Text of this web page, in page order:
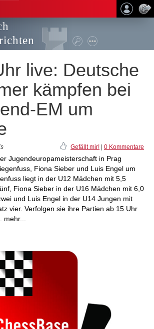
live: Deutsche
kämpfen bei
EM um
Gefällt mir! 0 Kommentare
Jugendeuropameisterschaft in Prag
Fiona Sieber und Luis Engel um
liegt in der U12 Mädchen mit 5,5
Fiona Sieber in der U16 Mädchen mit 6,0
und Luis Engel in der U14 Jungen mit
vier. Verfolgen sie ihre Partien ab 15 Uhr